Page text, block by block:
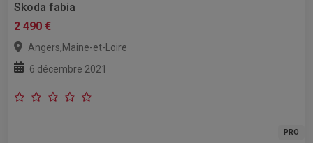
Skoda fabia
2 490 €
Angers,Maine-et-Loire
6 décembre 2021
PRO